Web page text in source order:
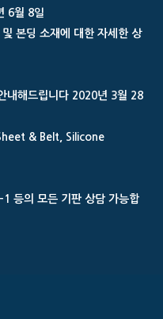
6월 8일
본딩 소재에 대한 자세한 상
내해드립니다 2020년 3월 28
& Belt, Silicone
등의 모든 기판 상담 가능합